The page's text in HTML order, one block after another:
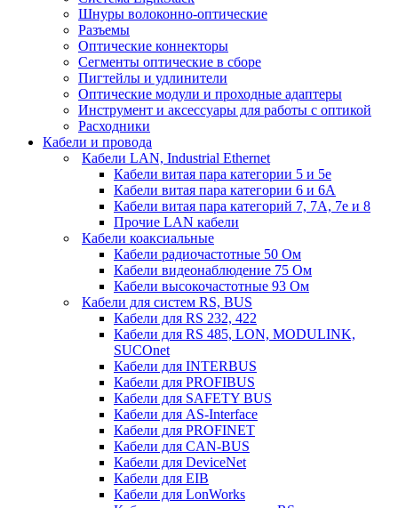
Шнуры волоконно-оптические
Разъемы
Оптические коннекторы
Сегменты оптические в сборе
Пигтейлы и удлинители
Оптические модули и проходные адаптеры
Инструмент и аксессуары для работы с оптикой
Расходники
Кабели и провода
Кабели LAN, Industrial Ethernet
Кабели витая пара категории 5 и 5е
Кабели витая пара категории 6 и 6A
Кабели витая пара категорий 7, 7А, 7е и 8
Прочие LAN кабели
Кабели коаксиальные
Кабели радиочастотные 50 Ом
Кабели видеонаблюдение 75 Ом
Кабели высокочастотные 93 Ом
Кабели для систем RS, BUS
Кабели для RS 232, 422
Кабели для RS 485, LON, MODULINK,
SUCOnet
Кабели для INTERBUS
Кабели для PROFIBUS
Кабели для SAFETY BUS
Кабели для AS-Interface
Кабели для PROFINET
Кабели для CAN-BUS
Кабели для DeviceNet
Кабели для EIB
Кабели для LonWorks